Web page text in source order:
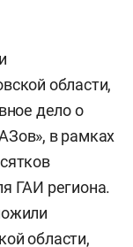
области,
дело о
в рамках
ГАИ региона.
области,